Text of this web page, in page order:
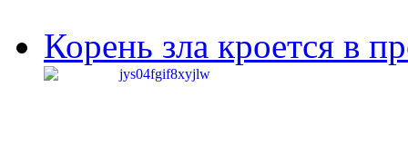
Корень зла кроется в